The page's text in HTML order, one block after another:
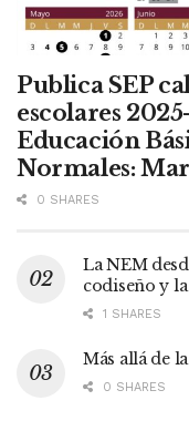
Publica SEP
escolares
Educación
Normales:
0 SHARES
La NEM
codiseño y
1 SHARES
Más allá de
0 SHARES